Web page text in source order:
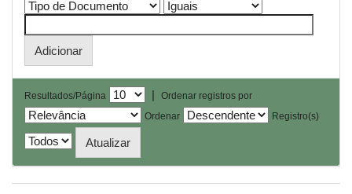
Resultados/Página |
Ordenar registros por
Ordenar
Registro(s)